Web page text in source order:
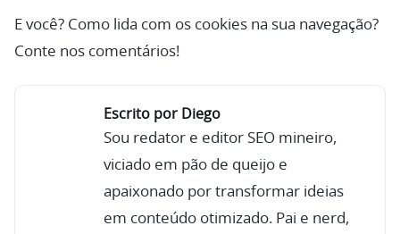
E você? Como lida com os cookies na sua navegação?
Conte nos comentários!
Escrito por Diego
Sou redator e editor SEO mineiro,
viciado em pão de queijo e
apaixonado por transformar ideias
em conteúdo otimizado. Pai e nerd,